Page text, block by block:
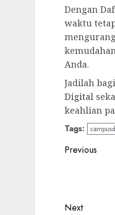
Dengan
waktu
Anda.
Jadilah
Digital
keahlian
Tags:
Post
Previous
Next